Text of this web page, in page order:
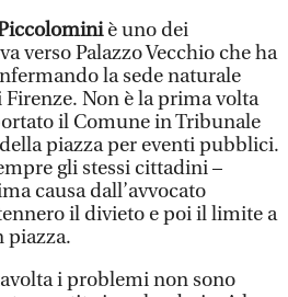
è uno dei
verso Palazzo Vecchio che ha
la sede naturale
Non è la prima volta
il Comune in Tribunale
piazza per eventi pubblici.
gli stessi cittadini –
causa dall’avvocato
il divieto e poi il limite a
piazza.
i problemi non sono